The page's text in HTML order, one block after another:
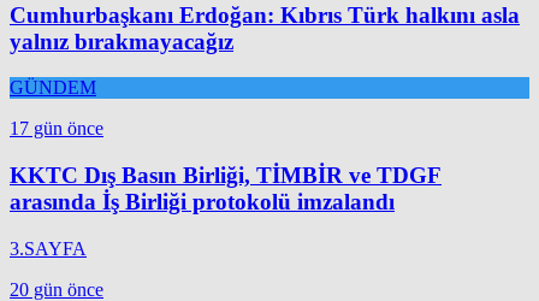
Cumhurbaşkanı Erdoğan: Kıbrıs Türk halkını asla
yalnız bırakmayacağız
GÜNDEM
17 gün önce
KKTC Dış Basın Birliği, TİMBİR ve TDGF
arasında İş Birliği protokolü imzalandı
3.SAYFA
20 gün önce